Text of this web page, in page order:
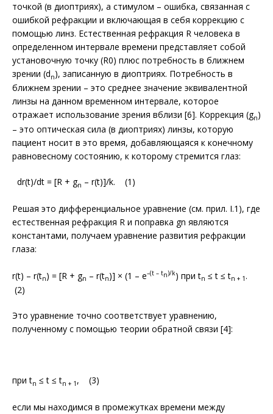
точкой (в диоптриях), а стимулом – ошибка, связанная с
ошибкой рефракции и включающая в себя коррекцию с
помощью линз. Естественная рефракция R человека в
определенном интервале времени представляет собой
установочную точку (R0) плюс потребность в ближнем
зрении (dn), записанную в диоптриях. Потребность в
ближнем зрении – это среднее значение эквивалентной
линзы на данном временном интервале, которое
отражает использование зрения вблизи [6]. Коррекция (gn)
– это оптическая сила (в диоптриях) линзы, которую
пациент носит в это время, добавляющаяся к конечному
равновесному состоянию, к которому стремится глаз:
dr(t)/dt = [R + gn – r(t)]/k. (1)
Решая это дифференциальное уравнение (см. прил. I.1), где
естественная ре­фракция R и поправка gn являются
константами, получаем уравнение развития рефракции
глаза:
r(t) – r(tn) = [R + gn – r(tn)] × (1 – e–(t – tn)/k) при tn ≤ t ≤ tn + 1 .
(2)
Это уравнение точно соответствует уравнению,
полученному с помощью теории обратной связи [4]:
при tn ≤ t ≤ tn + 1 , (3)
если мы находимся в промежутках времени между